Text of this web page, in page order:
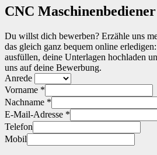
Master-Vendor-Management
Bescheinigungen & Zertifikate
CNC
Du willst dich bewerben? Erzähle uns
das gleich ganz bequem online
ausfüllen, deine Unterlagen hochladen
uns auf deine Bewerbung.
Anrede
Vorname *
Nachname *
E-Mail-Adresse *
Telefon
Mobil